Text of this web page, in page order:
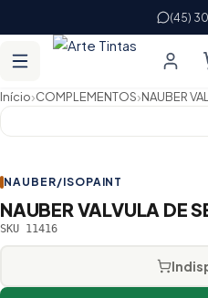
(45)
Início›COMPLEMENTOS›NAUBER
NAUBER/ISOPAINT
NAUBER VALVULA DE
SKU 11416